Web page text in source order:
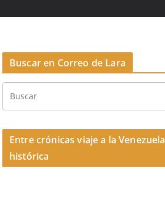
Buscar en Correo de Lara
Entre crónicas viaje a la Venezuela
histórica